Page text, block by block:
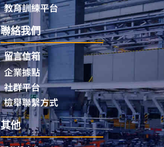
教育訓練平台
聯絡我們
留言信箱
企業據點
社群平台
檢舉聯繫方式
其他